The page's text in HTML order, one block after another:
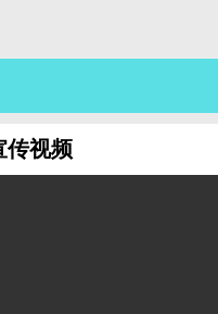
关于我们
联系我们
51La
传视频